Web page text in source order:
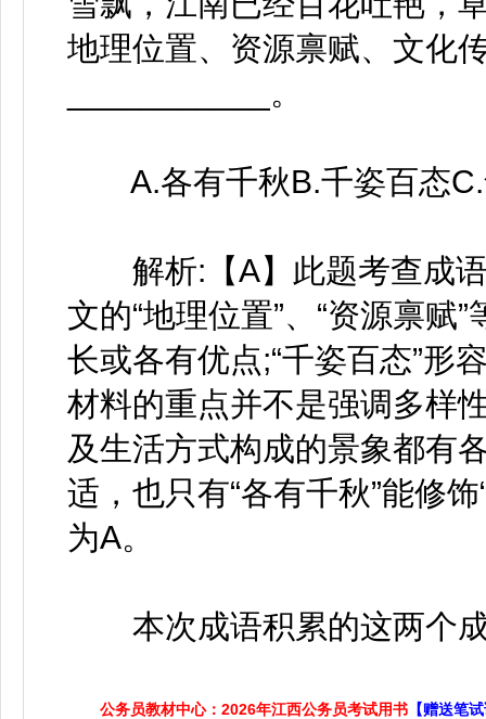
地理位置、资源禀赋、文化
___________。
A.各有千秋B.千姿百态C.
解析:【A】此题考查成语
文的“地理位置”、“资源禀赋
长或各有优点;“千姿百态”形
材料的重点并不是强调多样
及生活方式构成的景象都有
适，也只有“各有千秋”能修
为A。
本次成语积累的这两个成
公务员教材中心：2026年江西公务员考试用书 【赠送笔